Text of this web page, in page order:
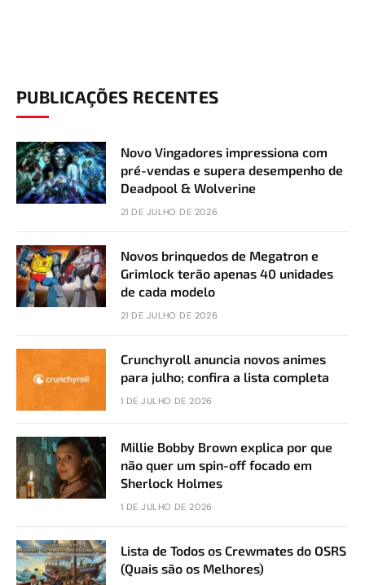
PUBLICAÇÕES RECENTES
Novo Vingadores impressiona com
pré-vendas e supera desempenho de
Deadpool & Wolverine
21 DE JULHO DE 2026
Novos brinquedos de Megatron e
Grimlock terão apenas 40 unidades
de cada modelo
21 DE JULHO DE 2026
Crunchyroll anuncia novos animes
para julho; confira a lista completa
1 DE JULHO DE 2026
Millie Bobby Brown explica por que
não quer um spin-off focado em
Sherlock Holmes
1 DE JULHO DE 2026
Lista de Todos os Crewmates do OSRS
(Quais são os Melhores)